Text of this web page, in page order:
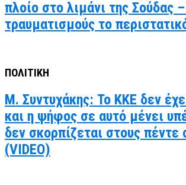
πλοίο στο λιμάνι της Σούδας
τραυματισμούς το
ΠΟΛΙΤΙΚΗ
Μ. Συντυχάκης: Το ΚΚΕ δεν
και η ψήφος σε αυτό μένει
δεν σκορπίζεται στους πέντε
(VIDEO)